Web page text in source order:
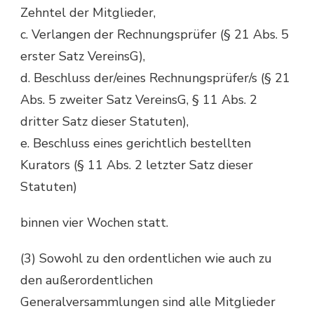
Zehntel der Mitglieder,
c. Verlangen der Rechnungsprüfer (§ 21 Abs. 5
erster Satz VereinsG),
d. Beschluss der/eines Rechnungsprüfer/s (§ 21
Abs. 5 zweiter Satz VereinsG, § 11 Abs. 2
dritter Satz dieser Statuten),
e. Beschluss eines gerichtlich bestellten
Kurators (§ 11 Abs. 2 letzter Satz dieser
Statuten)
binnen vier Wochen statt.
(3) Sowohl zu den ordentlichen wie auch zu
den außerordentlichen
Generalversammlungen sind alle Mitglieder